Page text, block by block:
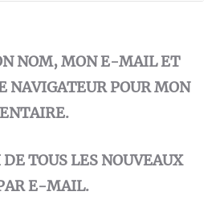
NOM, MON E-MAIL ET
NAVIGATEUR POUR MON
TOUS LES NOUVEAUX
E-MAIL.